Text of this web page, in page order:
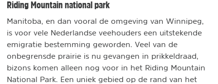
Riding Mountain national park
Manitoba, en dan vooral de omgeving van Winnipeg,
is voor vele Nederlandse veehouders een uitstekende
emigratie bestemming geworden. Veel van de
onbegrensde prairie is nu gevangen in prikkeldraad,
bizons komen alleen nog voor in het Riding Mountain
National Park. Een uniek gebied op de rand van het